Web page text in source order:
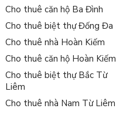
Cho thuê căn hộ Ba Đình
Cho thuê biệt thự Đống Đa
Cho thuê nhà Hoàn Kiếm
Cho thuê căn hộ Hoàn Kiếm
Cho thuê biệt thự Bắc Từ
Liêm
Cho thuê nhà Nam Từ Liêm